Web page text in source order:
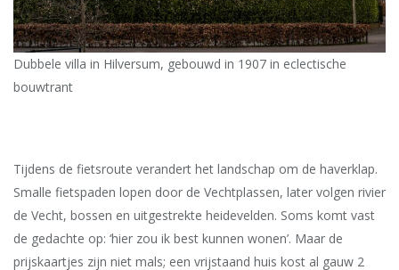
Dubbele villa in Hilversum, gebouwd in 1907 in eclectische
bouwtrant
Tijdens de fietsroute verandert het landschap om de haverklap.
Smalle fietspaden lopen door de Vechtplassen, later volgen rivier
de Vecht, bossen en uitgestrekte heidevelden. Soms komt vast
de gedachte op: ‘hier zou ik best kunnen wonen’. Maar de
prijskaartjes zijn niet mals; een vrijstaand huis kost al gauw 2